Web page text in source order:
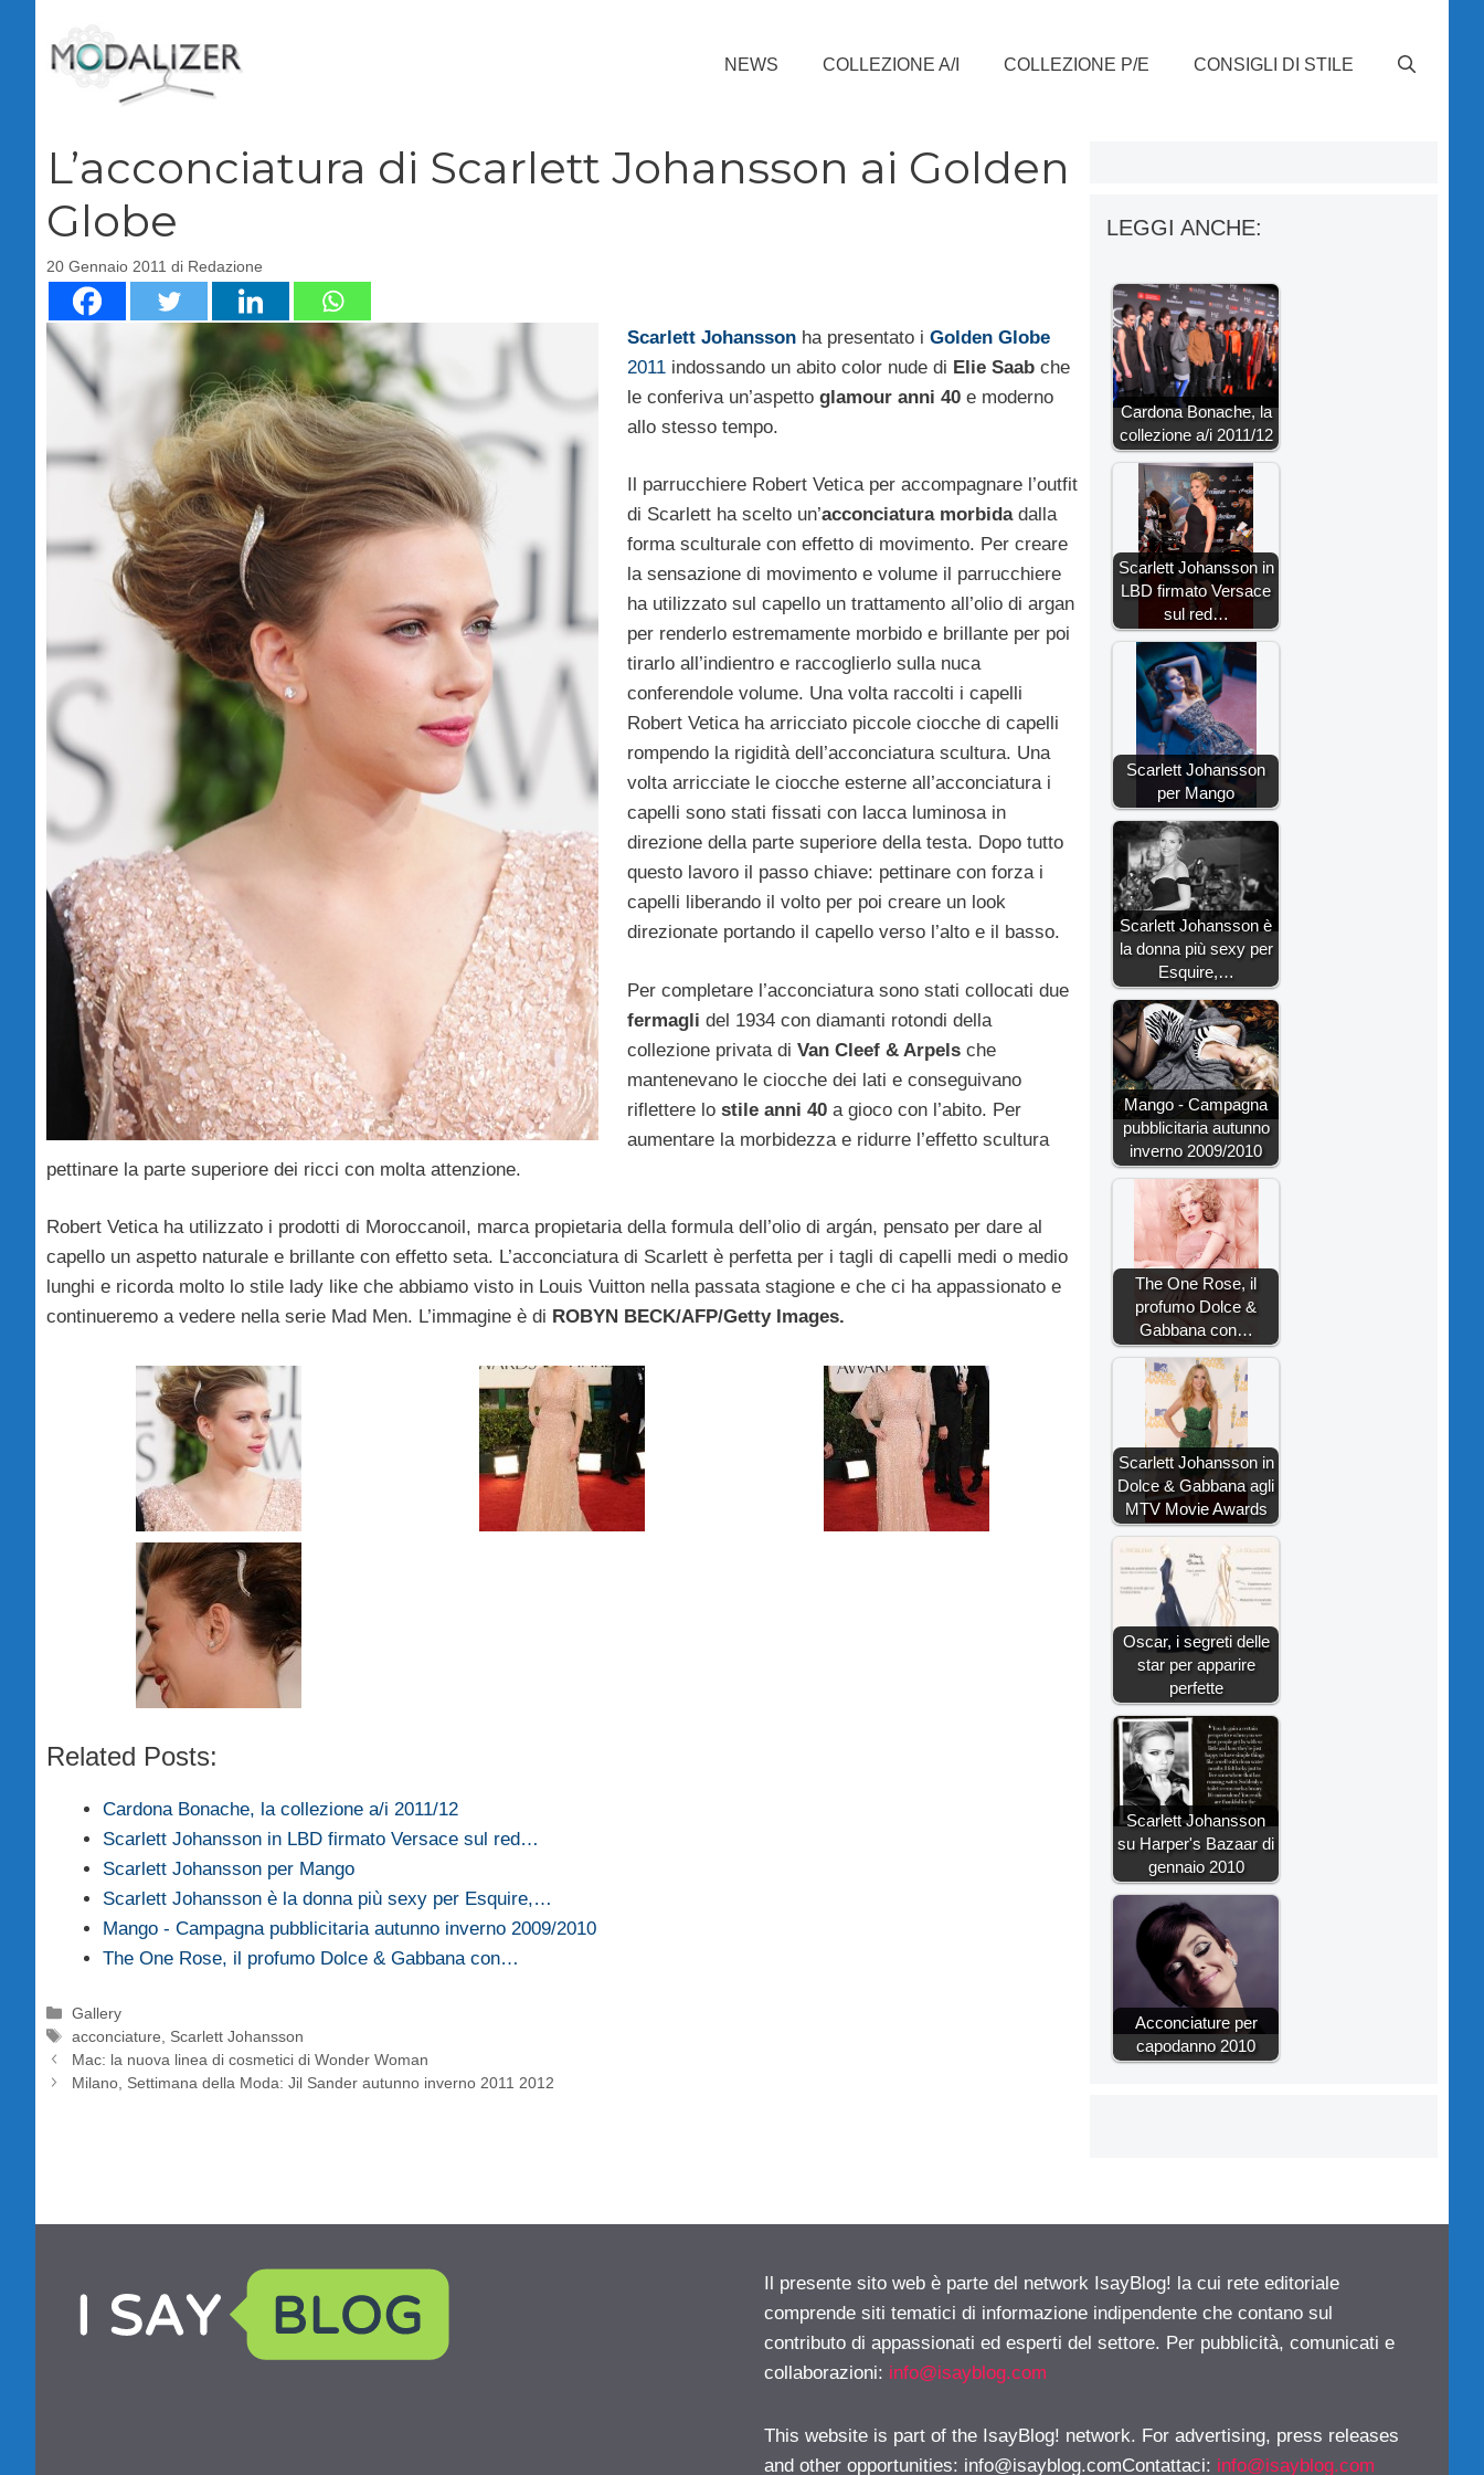
contenuto
NEWS COLLEZIONE A/I COLLEZIONE P/E CONSIGLI DI STILE
L’acconciatura di Scarlett Johansson ai Golden
Globe
20 Gennaio 2011 di Redazione
Scarlett Johanssonha presentato i Golden Globe
2011indossando un abito color nude di Elie Saabche
le conferiva un’aspetto glamour anni 40e moderno
allo stesso tempo.
Il parrucchiere Robert Vetica per accompagnare l’outfit
di Scarlett ha scelto un’acconciatura morbidadalla
forma sculturale con effetto di movimento. Per creare
la sensazione di movimento e volume il parrucchiere
ha utilizzato sul capello un trattamento all’olio di argan
per renderlo estremamente morbido e brillante per poi
tirarlo all’indientro e raccoglierlo sulla nuca
conferendole volume. Una volta raccolti i capelli
Robert Vetica ha arricciato piccole ciocche di capelli
rompendo la rigidità dell’acconciatura scultura. Una
volta arricciate le ciocche esterne all’acconciatura i
capelli sono stati fissati con lacca luminosa in
direzione della parte superiore della testa. Dopo tutto
questo lavoro il passo chiave: pettinare con forza i
capelli liberando il volto per poi creare un look
direzionate portando il capello verso l’alto e il basso.
Per completare l’acconciatura sono stati collocati due
fermagli del 1934 con diamanti rotondi della
collezione privata di Van Cleef & Arpelsche
mantenevano le ciocche dei lati e conseguivano
riflettere lo stile anni 40a gioco con l’abito. Per
aumentare la morbidezza e ridurre l’effetto scultura
pettinare la parte superiore dei ricci con molta attenzione.
Robert Vetica ha utilizzato i prodotti di Moroccanoil, marca propietaria della formula dell’olio di argán, pensato per dare al
capello un aspetto naturale e brillante con effetto seta. L’acconciatura di Scarlett è perfetta per i tagli di capelli medi o medio
lunghi e ricorda molto lo stile lady like che abbiamo visto in Louis Vuitton nella passata stagione e che ci ha appassionato e
continueremo a vedere nella serie Mad Men. L’immagine è di ROBYN BECK/AFP/Getty Images.
Related Posts:
Cardona Bonache, la collezione a/i 2011/12
Scarlett Johansson in LBD firmato Versace sul red…
Scarlett Johansson per Mango
Scarlett Johansson è la donna più sexy per Esquire,…
Mango - Campagna pubblicitaria autunno inverno 2009/2010
The One Rose, il profumo Dolce & Gabbana con…
Categorie
Gallery
Tag
acconciature
Scarlett Johansson
Mac: la nuova linea di cosmetici di Wonder Woman
Milano, Settimana della Moda: Jil Sander autunno inverno 2011 2012
LEGGI ANCHE:
Cardona Bonache, la
collezione a/i 2011/12
Scarlett Johansson in
LBD firmato Versace
sul red…
Scarlett Johansson
per Mango
Scarlett Johansson è
la donna più sexy per
Esquire,…
Mango - Campagna
pubblicitaria autunno
inverno 2009/2010
The One Rose, il
profumo Dolce &
Gabbana con…
Scarlett Johansson in
Dolce & Gabbana agli
MTV Movie Awards
Oscar, i segreti delle
star per apparire
perfette
Scarlett Johansson
su Harper's Bazaar di
gennaio 2010
Acconciature per
capodanno 2010
Il presente sito web è parte del network IsayBlog! la cui rete editoriale
comprende siti tematici di informazione indipendente che contano sul
contributo di appassionati ed esperti del settore. Per pubblicità, comunicati e
collaborazioni: info@isayblog.com
This website is part of the IsayBlog! network. For advertising, press releases
and other opportunities: info@isayblog.comContattaci: info@isayblog.com